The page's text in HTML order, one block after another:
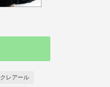
クレアール